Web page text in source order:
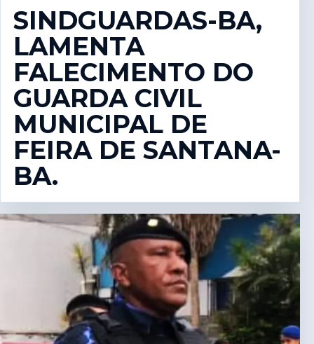
SINDGUARDAS-BA,
LAMENTA
FALECIMENTO DO
GUARDA CIVIL
MUNICIPAL DE
FEIRA DE SANTANA-
BA.